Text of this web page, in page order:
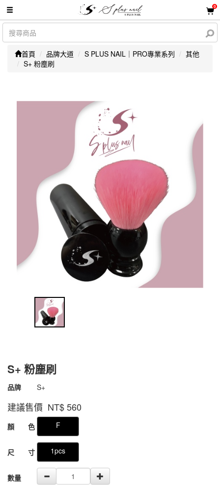
0
首頁 品牌大道 S PLUS NAIL｜PRO專業系列
其他
S+ 粉塵刷
S+ 粉塵刷
商品代號 1800280901402
1800280901402
品牌 S+
建議售價 NT$560
GOODS000000000000000001060
顏 色 F
尺 寸 1pcs
數量